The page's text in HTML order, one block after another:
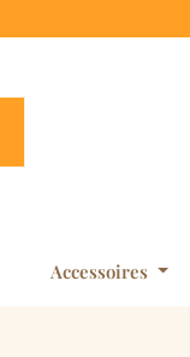
Accessoires